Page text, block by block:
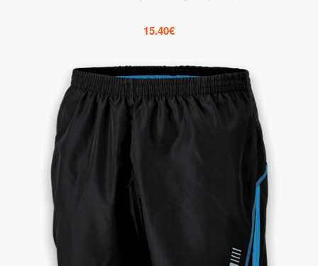
15.40€